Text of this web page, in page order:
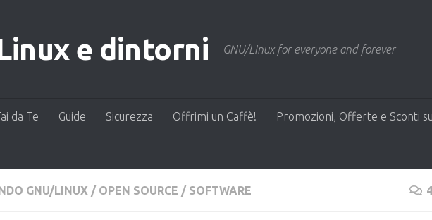
e dintorni GNU/Linux for everyone and forever
da Te Guide Sicurezza Offrimi un Caffè! Promozioni, Offerte e Sconti
GNU/LINUX / OPEN SOURCE / SOFTWARE 4